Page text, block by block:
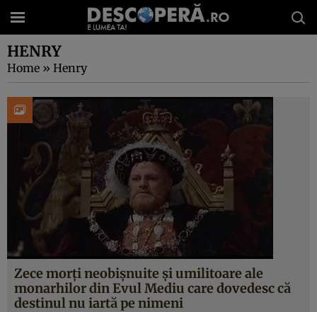
HENRY
Home » Henry
Zece morţi neobişnuite şi umilitoare ale
monarhilor din Evul Mediu care dovedesc că
destinul nu iartă pe nimeni